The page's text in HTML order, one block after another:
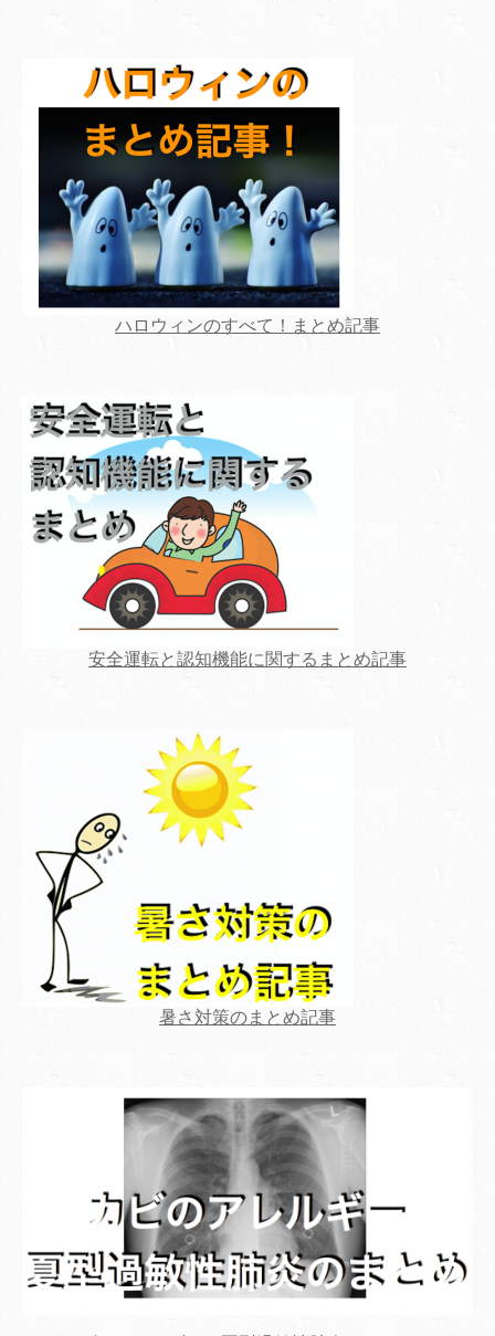
ハロウィンのすべて！まとめ記事
安全運転と認知機能に関するまとめ記事
暑さ対策のまとめ記事